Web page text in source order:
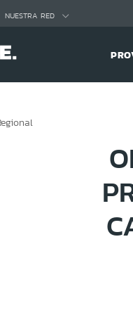
NUESTRA RED